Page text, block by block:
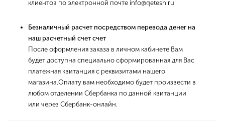
клиентов по электронной почте info@qetesh.ru
Безналичный расчет посредством перевода денег на
наш расчетный счет счет
После оформления заказа в личном кабинете Вам
будет доступна специально сформированная для Вас
платежная квитанция с реквизитами нашего
магазина.Оплату вам необходимо будет произвести в
любом отделении Сбербанка по данной квитанции
или через Сбербанк-онлайн.